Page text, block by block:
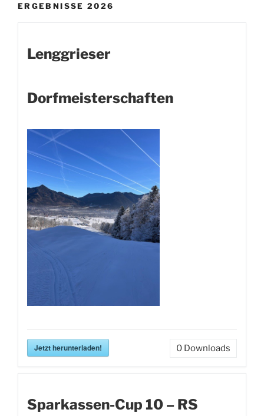
ERGEBNISSE 2026
Lenggrieser
Dorfmeisterschaften
Jetzt herunterladen! 0 Downloads
Sparkassen-Cup 10 – RS